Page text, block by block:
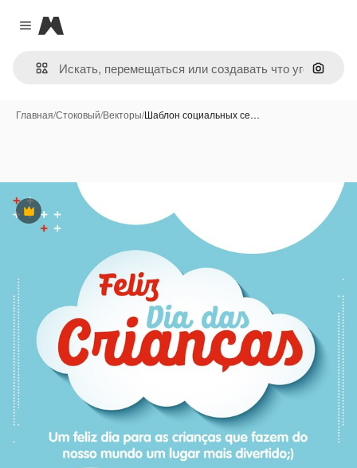
Close menu
Magnific
Поиск
Главная/Стоковый/Векторы/Шаблон социальных се…
Премиум